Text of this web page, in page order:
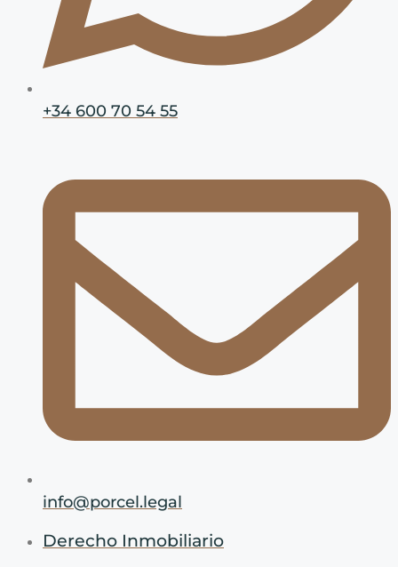
+34 600 70 54 55
info@porcel.legal
Derecho Inmobiliario